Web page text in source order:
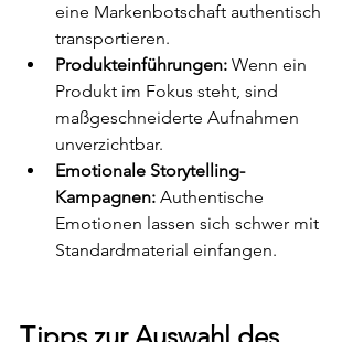
eine Markenbotschaft authentisch
transportieren.
Produkteinführungen: Wenn ein
Produkt im Fokus steht, sind
maßgeschneiderte Aufnahmen
unverzichtbar.
Emotionale Storytelling-
Kampagnen: Authentische
Emotionen lassen sich schwer mit
Standardmaterial einfangen.